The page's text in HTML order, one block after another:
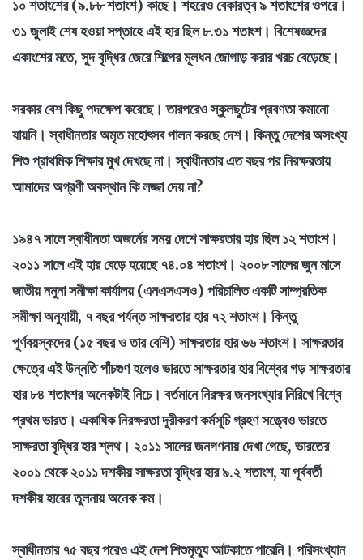
১০ শতাংশের (৯.৮৮ শতাংশ) কাছে। শহরেও বেকারত্ব ৯ শতাংশের ওপরে।
৩১ জুলাই শেষ হওয়া সপ্তাহে এই হার ছিল ৮.৩১ শতাংশ। বিশেষজ্ঞদের
একাংশের মতে, সুদ বৃদ্ধির জেরে শিল্পের মূলধন জোগাড় করার খরচ বেড়েছে।
সরকার বেশ কিছু পদক্ষেপ করেছে। তারপরেও স্কুলছুটের প্রবণতা কমানো
যায়নি। স্বাধীনতার অমৃত মহোৎসব পালন করছে দেশ। কিন্তু দেশের অসংখ্য
শিশু প্রাথমিক শিক্ষার মুখ দেখছে না। স্বাধীনতার এত বছর পর নিরক্ষরতায়
আমাদের অগ্রণী অবস্থান কি লজ্জা দেয় না?
১৯৪৭ সালে স্বাধীনতা অজর্নের সময় দেশে সাক্ষরতার হার ছিল ১২ শতাংশ।
২০১১ সালে এই হার বেড়ে হয়েছে ৭৪.০৪ শতাংশ। ২০০৮ সালের জুন মাসে
জাতীয় নমুনা সমীক্ষা কার্যালয় (এনএসএসও) পরিচালিত একটি সাম্প্রতিক
সমীক্ষা অনুযায়ী, ৭ বছর পর্যন্ত সাক্ষরতার হার ৭২ শতাংশ। কিন্তু
পূর্ণবয়স্কদের (১৫ বছর ও তার বেশি) সাক্ষরতার হার ৬৬ শতাংশ। সাক্ষরতার
ক্ষেত্রে এই উন্নতি পাঁচগুণ হলেও ভারতে সাক্ষরতার হার বিশ্বের গড় সাক্ষরতার
হার ৮৪ শতাংশর অনেকটাই নিচে। বর্তমানে নিরক্ষর জনসংখ্যার নিরিখে বিশ্বে
প্রথম ভারত। একাধিক নিরক্ষরতা দূরীকরণ কর্মসূচি গ্রহণ সত্ত্বেও ভারতে
সাক্ষরতা বৃদ্ধির হার শ্লথ। ২০১১ সালের জনগণনায় দেখা গেছে, ভারতের
২০০১ থেকে ২০১১ দশকীয় সাক্ষরতা বৃদ্ধির হার ৯.২ শতাংশ, যা পূর্ববর্তী
দশকীয় হারের তুলনায় অনেক কম।
স্বাধীনতার ৭৫ বছর পরেও এই দেশ শিশুমৃত্যু আটকাতে পারেনি। পরিসংখ্যান